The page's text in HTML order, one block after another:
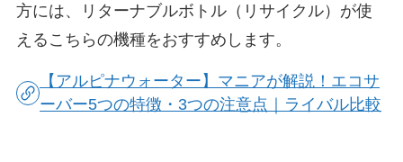
方には、リターナブルボトル（リサイクル）が使
えるこちらの機種をおすすめします。
【アルピナウォーター】マニアが解説！エコサ
ーバー5つの特徴・3つの注意点｜ライバル比較